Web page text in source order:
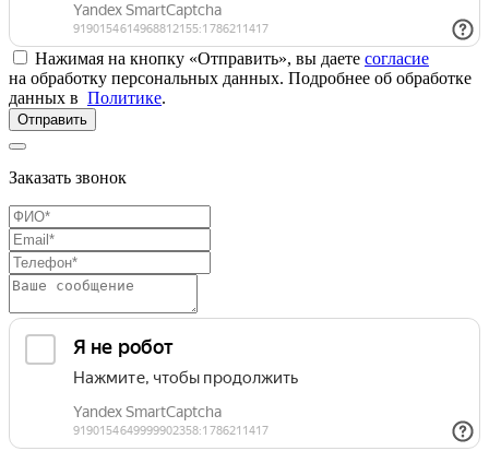
Нажимая на кнопку «Отправить», вы даете согласие
на обработку персональных данных. Подробнее об обработке
данных в Политике.
Отправить
Заказать звонок